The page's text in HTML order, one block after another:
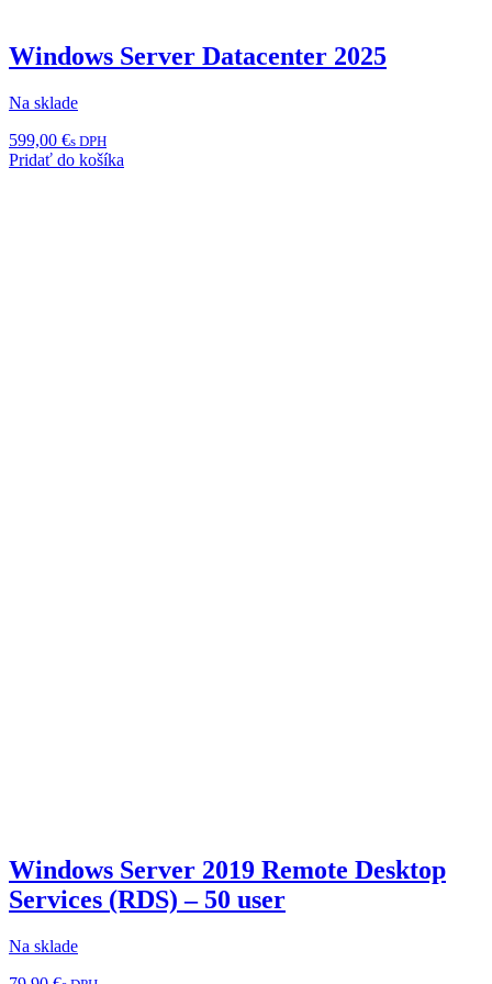
Windows Server Datacenter 2025
Na sklade
599,00 €s DPH
Pridať do košíka
Windows Server 2019 Remote Desktop
Services (RDS) – 50 user
Na sklade